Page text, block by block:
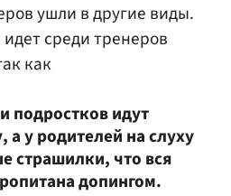
ушли в другие виды.
среди тренеров
как
подростков идут
а у родителей на слуху
страшилки, что вся
допингом.